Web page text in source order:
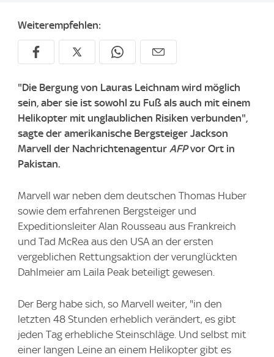
Weiterempfehlen:
"Die Bergung von Lauras Leichnam wird möglich
sein, aber sie ist sowohl zu Fuß als auch mit einem
Helikopter mit unglaublichen Risiken verbunden",
sagte der amerikanische Bergsteiger Jackson
Marvell der Nachrichtenagentur AFPvor Ort in
Pakistan.
Marvell war neben dem deutschen Thomas Huber
sowie dem erfahrenen Bergsteiger und
Expeditionsleiter Alan Rousseau aus Frankreich
und Tad McRea aus den USA an der ersten
vergeblichen Rettungsaktion der verunglückten
Dahlmeier am Laila Peak beteiligt gewesen.
Der Berg habe sich, so Marvell weiter, "in den
letzten 48 Stunden erheblich verändert, es gibt
jeden Tag erhebliche Steinschläge. Und selbst mit
einer langen Leine an einem Helikopter gibt es